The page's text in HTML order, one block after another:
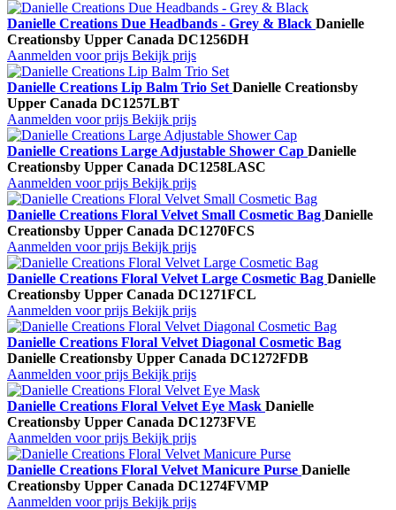
Danielle Creations Due Headbands - Grey & Black Danielle
Creationsby Upper Canada DC1256DH
Aanmelden voor prijs Bekijk prijs
Danielle Creations Lip Balm Trio Set Danielle Creationsby
Upper Canada DC1257LBT
Aanmelden voor prijs Bekijk prijs
Danielle Creations Large Adjustable Shower Cap Danielle
Creationsby Upper Canada DC1258LASC
Aanmelden voor prijs Bekijk prijs
Danielle Creations Floral Velvet Small Cosmetic Bag Danielle
Creationsby Upper Canada DC1270FCS
Aanmelden voor prijs Bekijk prijs
Danielle Creations Floral Velvet Large Cosmetic Bag Danielle
Creationsby Upper Canada DC1271FCL
Aanmelden voor prijs Bekijk prijs
Danielle Creations Floral Velvet Diagonal Cosmetic Bag
Danielle Creationsby Upper Canada DC1272FDB
Aanmelden voor prijs Bekijk prijs
Danielle Creations Floral Velvet Eye Mask Danielle
Creationsby Upper Canada DC1273FVE
Aanmelden voor prijs Bekijk prijs
Danielle Creations Floral Velvet Manicure Purse Danielle
Creationsby Upper Canada DC1274FVMP
Aanmelden voor prijs Bekijk prijs